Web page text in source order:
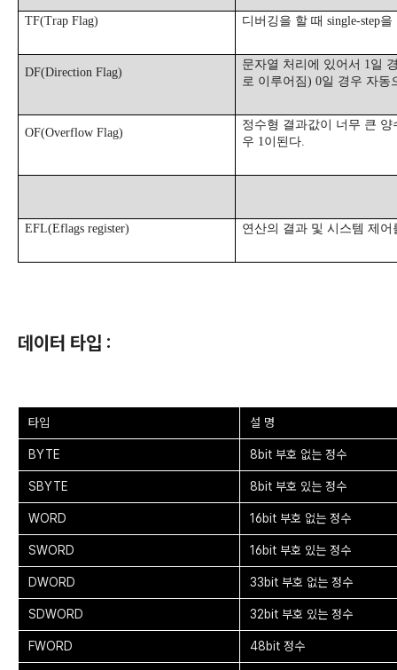
TF(Trap Flag) 디버깅을 할 때 single-step을
DF(Direction Flag)
문자열 처리에 있어서 1일
로 이루어짐) 0일 경우 자동
OF(Overflow Flag)
정수형 결과값이 너무 큰
우 1이된다.
EFL(Eflags register) 연산의 결과 및 시스템 제
데이터 타입 :
타입 설 명
BYTE 8bit 부호 없는 정수
SBYTE 8bit 부호 있는 정수
WORD 16bit 부호 없는 정수
SWORD 16bit 부호 있는 정수
DWORD 33bit 부호 없는 정수
SDWORD 32bit 부호 있는 정수
FWORD 48bit 정수